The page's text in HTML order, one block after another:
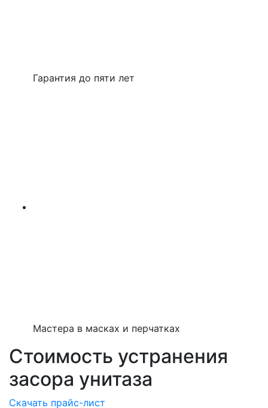
Гарантия до пяти лет
Мастера в масках и перчатках
Стоимость устранения
засора унитаза
Скачать прайс-лист